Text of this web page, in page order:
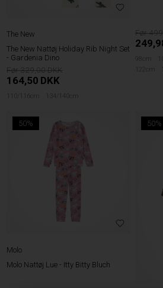
The New
The New Nattøj Holiday Rib Night Set
- Gardenia Dino
329,00
164,50 DKK
110/116cm 134/140cm
98cm
122cm
50%
Molo
Molo Nattøj Lue - Itty Bitty Bluch
50%